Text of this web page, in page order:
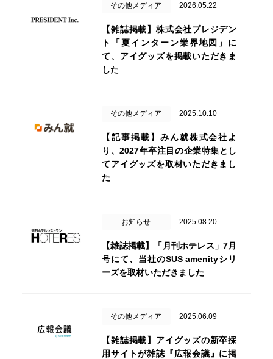
その他メディア 2026.05.22
【雑誌掲載】株式会社プレジデン
ト「夏インターン業界地図」に
て、アイグッズを掲載いただきま
した
その他メディア 2025.10.10
【記事掲載】みん就株式会社よ
り、2027年卒注目の企業特集とし
てアイグッズを取材いただきまし
た
お知らせ 2025.08.20
【雑誌掲載】「月刊ホテレス」7月
号にて、当社のSUS amenityシリ
ーズを取材いただきました
その他メディア 2025.06.09
【雑誌掲載】アイグッズの新卒採
用サイトが雑誌『広報会議』に掲